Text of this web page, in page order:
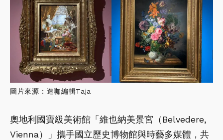
圖片來源：造咖編輯Taja
奧地利國寶級美術館「維也納美景宮（Belvedere,
Vienna）」攜手國立歷史博物館與時藝多媒體，共